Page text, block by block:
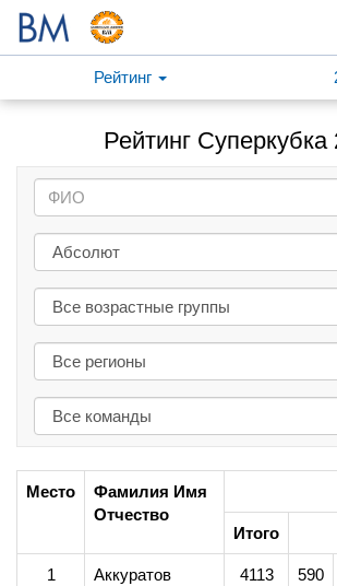
Рейтинг
Рейтинг Суперкубка
Место
Фамилия Имя
Отчество
Итого
1
Аккуратов
4113 590